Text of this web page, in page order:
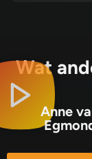
Wat
Anne